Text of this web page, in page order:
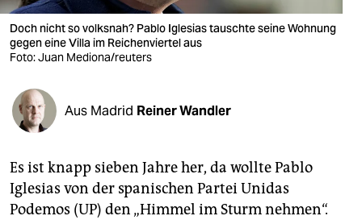
verlag
verlag
shop
fragen & hilfe
unterstützen
abo
Doch nicht so volksnah? Pablo Iglesias tauschte seine Wohnung
gegen eine Villa im Reichenviertel aus
Foto: Juan Mediona/reuters
Aus Madrid Reiner Wandler
Es ist knapp sieben Jahre her, da wollte Pablo
Iglesias von der spanischen Partei Unidas
Podemos (UP) den „Himmel im Sturm nehmen“.